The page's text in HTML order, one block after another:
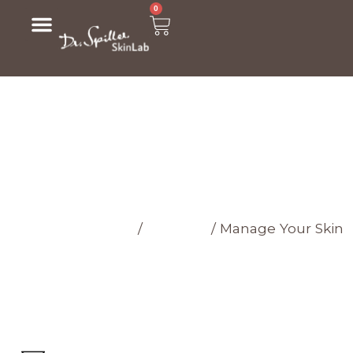
0
/ / Manage Your Skin